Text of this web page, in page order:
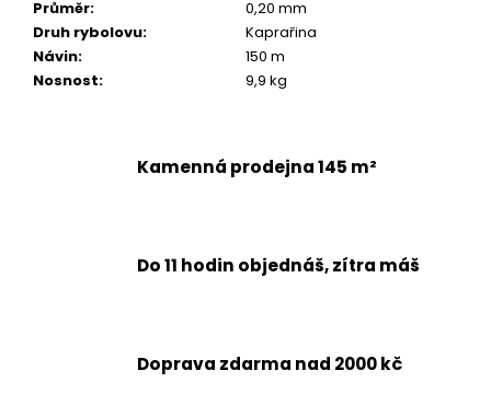
Průměr:
0,20 mm
Druh rybolovu:
Kaprařina
Návin:
150 m
Nosnost: 9,9 kg
Kamenná prodejna 145 m²
Do 11 hodin objednáš, zítra máš
Doprava zdarma nad 2000 kč